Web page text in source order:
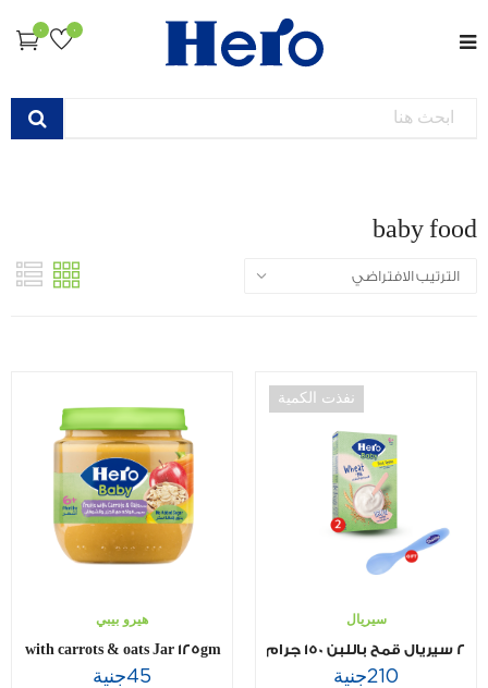
0
baby food
نفذت الكمية
سيريال
210جنية
هيرو بيبي
with carrots & oats Jar 125gm
45جنية